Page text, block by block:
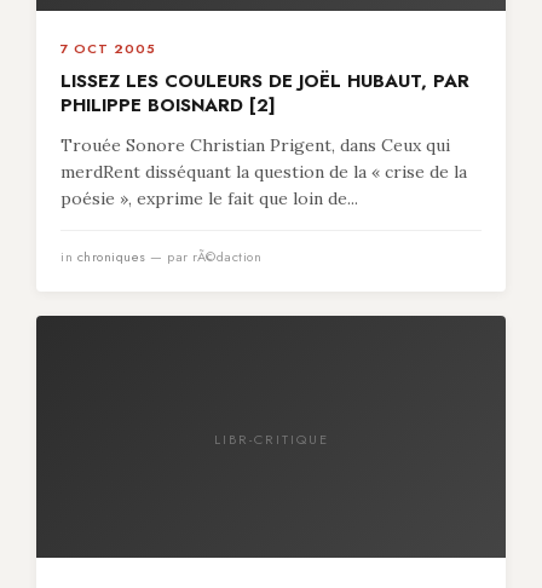
7 OCT 2005
LISSEZ LES COULEURS DE JOËL HUBAUT, PAR
PHILIPPE BOISNARD [2]
Trouée Sonore Christian Prigent, dans Ceux qui
merdRent disséquant la question de la « crise de la
poésie », exprime le fait que loin de...
in chroniques — par rÃ©daction
LIBR-CRITIQUE